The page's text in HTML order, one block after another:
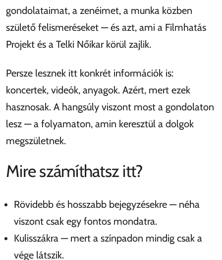
gondolataimat, a zenéimet, a munka közben
születő felismeréseket — és azt, ami a Filmhatás
Projekt és a Telki Nőikar körül zajlik.
Persze lesznek itt konkrét információk is:
koncertek, videók, anyagok. Azért, mert ezek
hasznosak. A hangsúly viszont most a gondolaton
lesz — a folyamaton, amin keresztül a dolgok
megszületnek.
Mire számíthatsz itt?
Rövidebb és hosszabb bejegyzésekre — néha
viszont csak egy fontos mondatra.
Kulisszákra — mert a színpadon mindig csak a
vége látszik.